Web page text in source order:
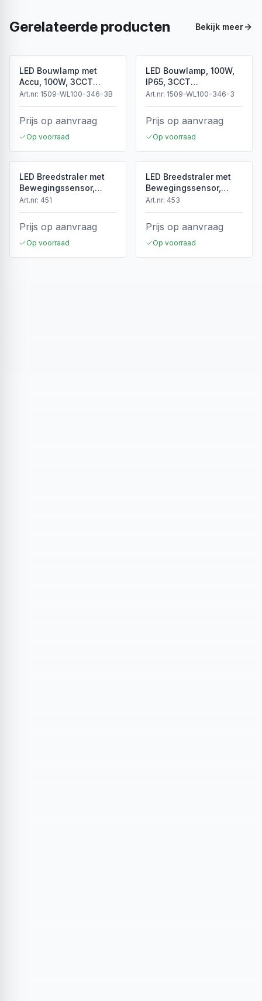
Gerelateerde producten Bekijk meer
LED Bouwlamp met
Accu, 100W, 3CCT
(3000K/4000K/6500K),
Dimbaar, LiFePO4,
Type-C
Art.nr: 1509-WL100-346-3B
Prijs op aanvraag
Op voorraad
LED Bouwlamp, 100W,
IP65, 3CCT
(3000K/4000K/6500K),
220–240V
Art.nr: 1509-WL100-346-3
Prijs op aanvraag
Op voorraad
LED Breedstraler met
Bewegingssensor,
20W, 3000K Warm Wit,
1600lm, IP65, Zwart
Art.nr: 451
Prijs op aanvraag
Op voorraad
LED Breedstraler met
Bewegingssensor,
20W, 6400K Wit,
1600lm, IP65, Zwart
Art.nr: 453
Prijs op aanvraag
Op voorraad